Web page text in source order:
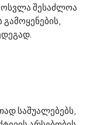
შესაძლოა